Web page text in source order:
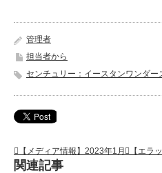
管理者
担当者から
センチュリー：イースタンワンダー
【メディア情報】2023年1月 【エラ
関連記事